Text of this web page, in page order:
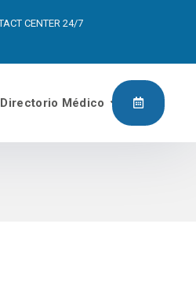
CENTER 24/7
Directorio Médico